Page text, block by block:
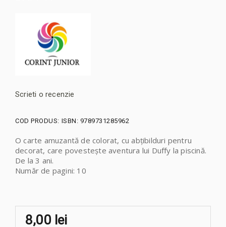
Scrieti o recenzie
COD PRODUS: ISBN: 9789731285962
O carte amuzantă de colorat, cu abțibilduri pentru
decorat, care povestește aventura lui Duffy la piscină.
De la 3 ani.
Număr de pagini: 10
8,00 lei